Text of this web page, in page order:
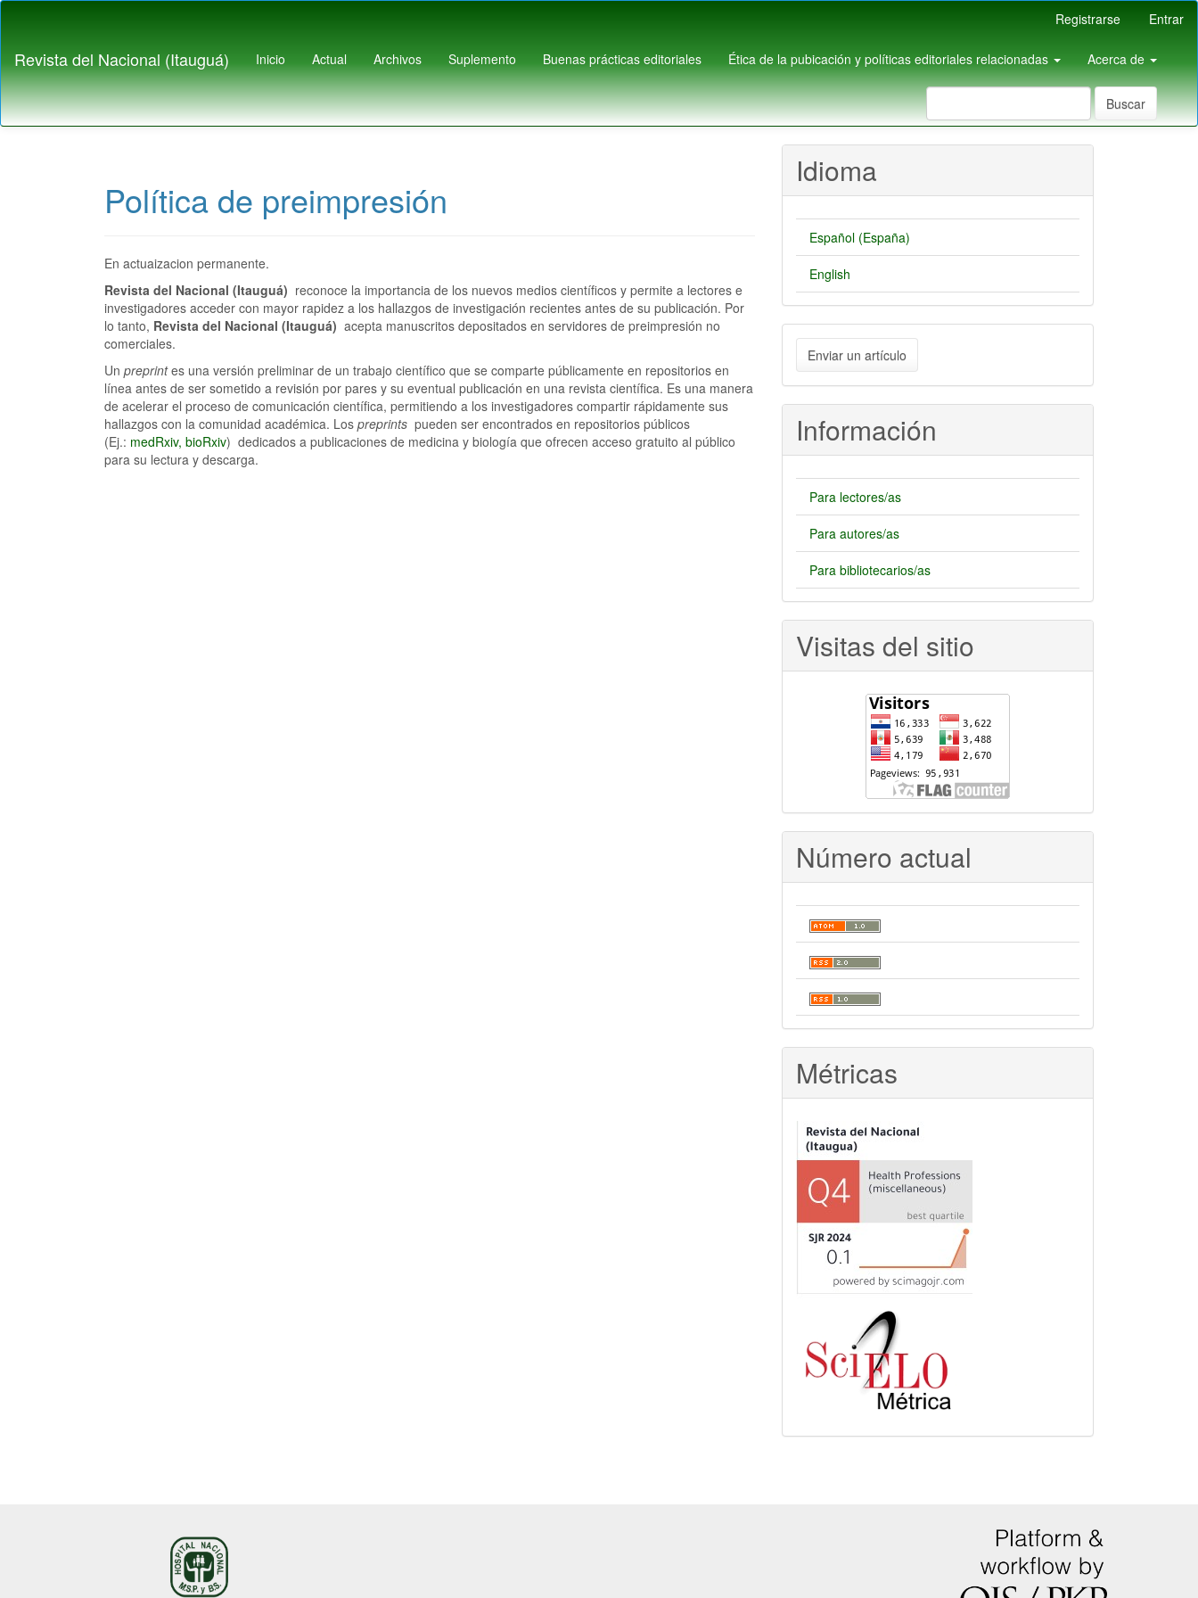
principal
Barra
lateral
Registrarse Entrar
Revista del Nacional (Itauguá) Inicio Actual Archivos Suplemento Buenas prácticas editoriales Ética de la pubicación y políticas editoriales relacionadas Acerca de
Buscar
Política de preimpresión
En actuaizacion permanente.
Revista del Nacional (Itauguá) reconoce la importancia de los nuevos medios científicos y permite a lectores e
investigadores acceder con mayor rapidez a los hallazgos de investigación recientes antes de su publicación. Por
lo tanto, Revista del Nacional (Itauguá) acepta manuscritos depositados en servidores de preimpresión no
comerciales.
Un preprintes una versión preliminar de un trabajo científico que se comparte públicamente en repositorios en
línea antes de ser sometido a revisión por pares y su eventual publicación en una revista científica. Es una manera
de acelerar el proceso de comunicación científica, permitiendo a los investigadores compartir rápidamente sus
hallazgos con la comunidad académica. Los preprints pueden ser encontrados en repositorios públicos
(Ej.: medRxiv, bioRxiv) dedicados a publicaciones de medicina y biología que ofrecen acceso gratuito al público
para su lectura y descarga.
Idioma
Español (España)
English
Enviar
un
artículo
Enviar un artículo
Información
Para lectores/as
Para autores/as
Para bibliotecarios/as
Visitas del sitio
Número actual
Métricas